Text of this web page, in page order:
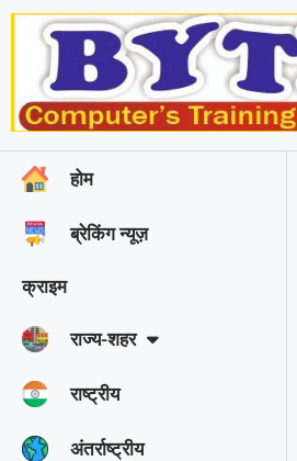
होम
ब्रेकिंग न्यूज़
क्राइम
राज्‍य-शहर
राष्ट्रीय
अंतर्राष्ट्रीय